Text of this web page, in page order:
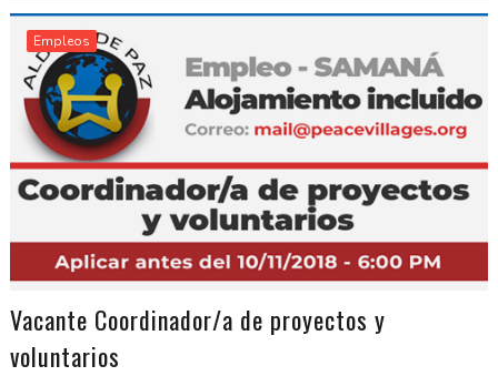
Empleos
Vacante Coordinador/a de proyectos y
voluntarios